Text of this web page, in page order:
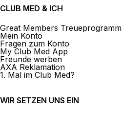
CLUB MED & ICH
Great Members Treueprogramm
Mein Konto
Fragen zum Konto
My Club Med App
Freunde werben
AXA Reklamation
1. Mal im Club Med?
WIR SETZEN UNS EIN